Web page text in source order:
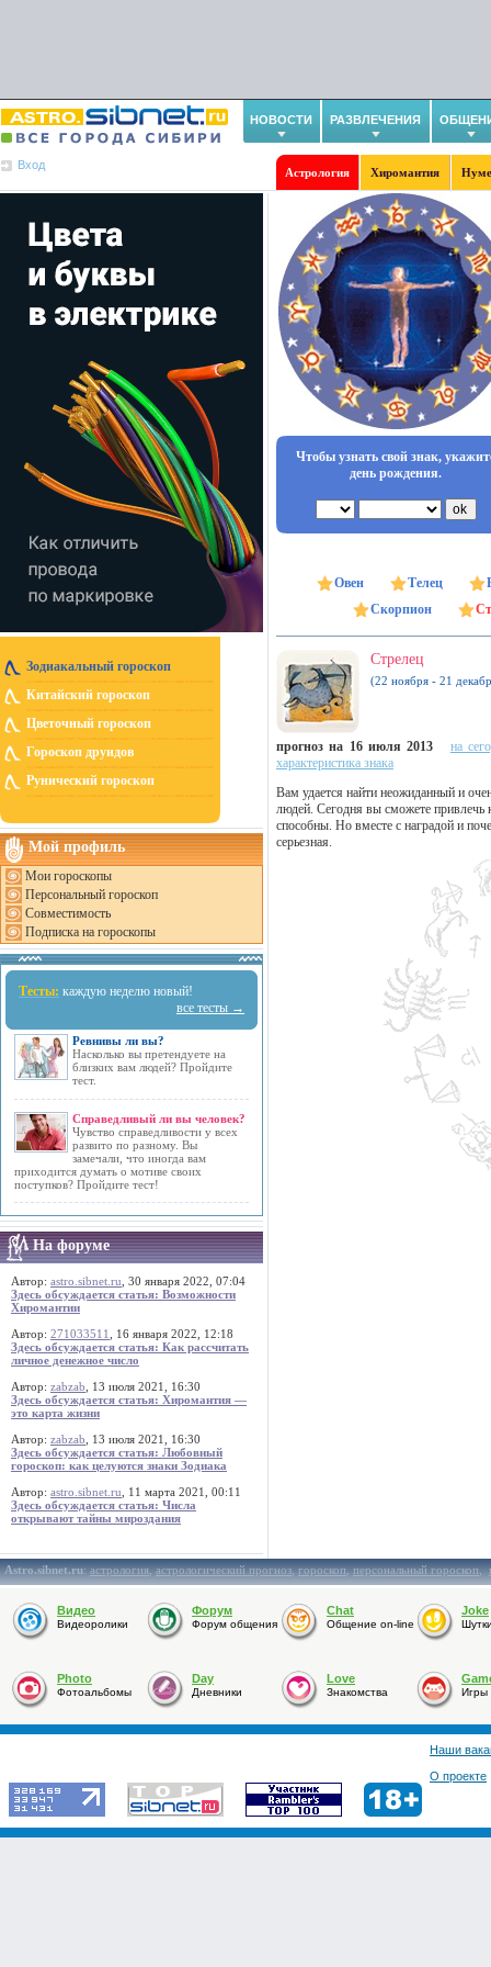
НОВОСТИ РАЗВЛЕЧЕНИЯ
Вход
Астрология Хиромантия
Зодиакальный гороскоп
Китайский гороскоп
Цветочный гороскоп
Гороскоп друидов
Рунический гороскоп
Мой профиль
Мои гороскопы
Персональный гороскоп
Совместимость
Подписка на гороскопы
Тесты: каждую неделю новый!
все тесты →
Ревнивы ли вы?
Насколько вы претендуете на
близких вам людей? Пройдите
тест.
Справедливый ли вы человек?
Чувство справедливости у всех
развито по разному. Вы
замечали, что иногда вам
приходится думать о мотиве своих
поступков? Пройдите тест!
На форуме
Автор: astro.sibnet.ru , 30 января 2022, 07:04
Здесь обсуждается статья: Возможности
Хиромантии
Автор: 271033511
, 16 января 2022, 12:18
Здесь обсуждается статья: Как рассчитать
личное денежное число
Автор: zabzab , 13 июля 2021, 16:30
Здесь обсуждается статья: Хиромантия —
это карта жизни
Автор: zabzab , 13 июля 2021, 16:30
Здесь обсуждается статья: Любовный
гороскоп: как целуются знаки Зодиака
Автор: astro.sibnet.ru , 11 марта 2021, 00:11
Здесь обсуждается статья: Числа
открывают тайны мироздания
Чтобы узнать свой знак,
день рождения.
Овен Телец
Скорпион
Стрелец
(22 ноября - 21
прогноз на 16 июля 2013
на
характеристика знака
Вам удается найти неожиданный и
людей. Сегодня вы сможете привлечь
способны. Но вместе с наградой и
серьезная.
Astro.sibnet.ru:астрология,астрологический прогноз,гороскоп,персональный гороскоп,
Видео
Видеоролики
Форум
Форум общения
Chat
Общение on-line
Joke
Photo
Фотоальбомы
Day
Дневники
Love
Знакомства Игры
Наши
О проекте